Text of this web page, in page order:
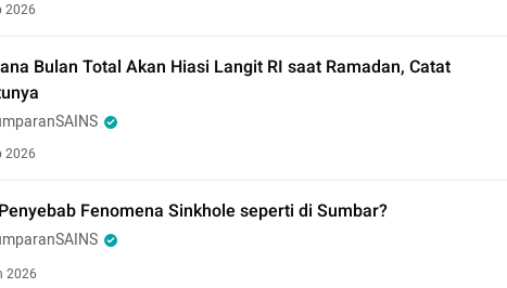
2026
Bulan Total Akan Hiasi Langit RI saat Ramadan, Catat
2026
Fenomena Sinkhole seperti di Sumbar?
2026